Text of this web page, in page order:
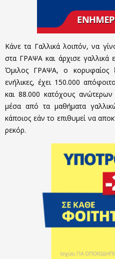
Κάνε τα Γαλλικά λοιπόν, να
στα ΓΡΑΨΑ και άρχισε
Όμιλος ΓΡΑΨΑ, ο κορυφαίος
ενήλικες, έχει 150.000
και 88.000 κατόχους
μέσα από τα μαθήματα
κάποιος εάν το επιθυμεί να
ρεκόρ.